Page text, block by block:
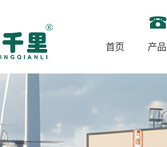
首页 产